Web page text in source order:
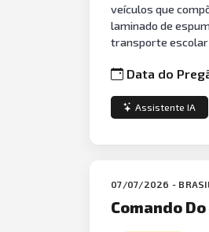
veículos que
laminado de
transporte escolar
Data do
Assistente IA
07/07/2026 -
Comando